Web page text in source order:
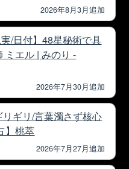
2026年8月3月追加
/日付】48星秘術で具
エル | みのり -
2026年7月30月追加
ギリ/言葉濁さず核心
】桃萃
2026年7月27月追加